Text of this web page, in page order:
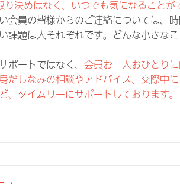
り決めはなく、いつでも気になること
会員の皆様からのご連絡については、
課題は人それぞれです。どんな小さな
ポートではなく、 会員お一人おひとり
だしなみの相談やアドバイス、交際中
、タイムリーにサポートしております。